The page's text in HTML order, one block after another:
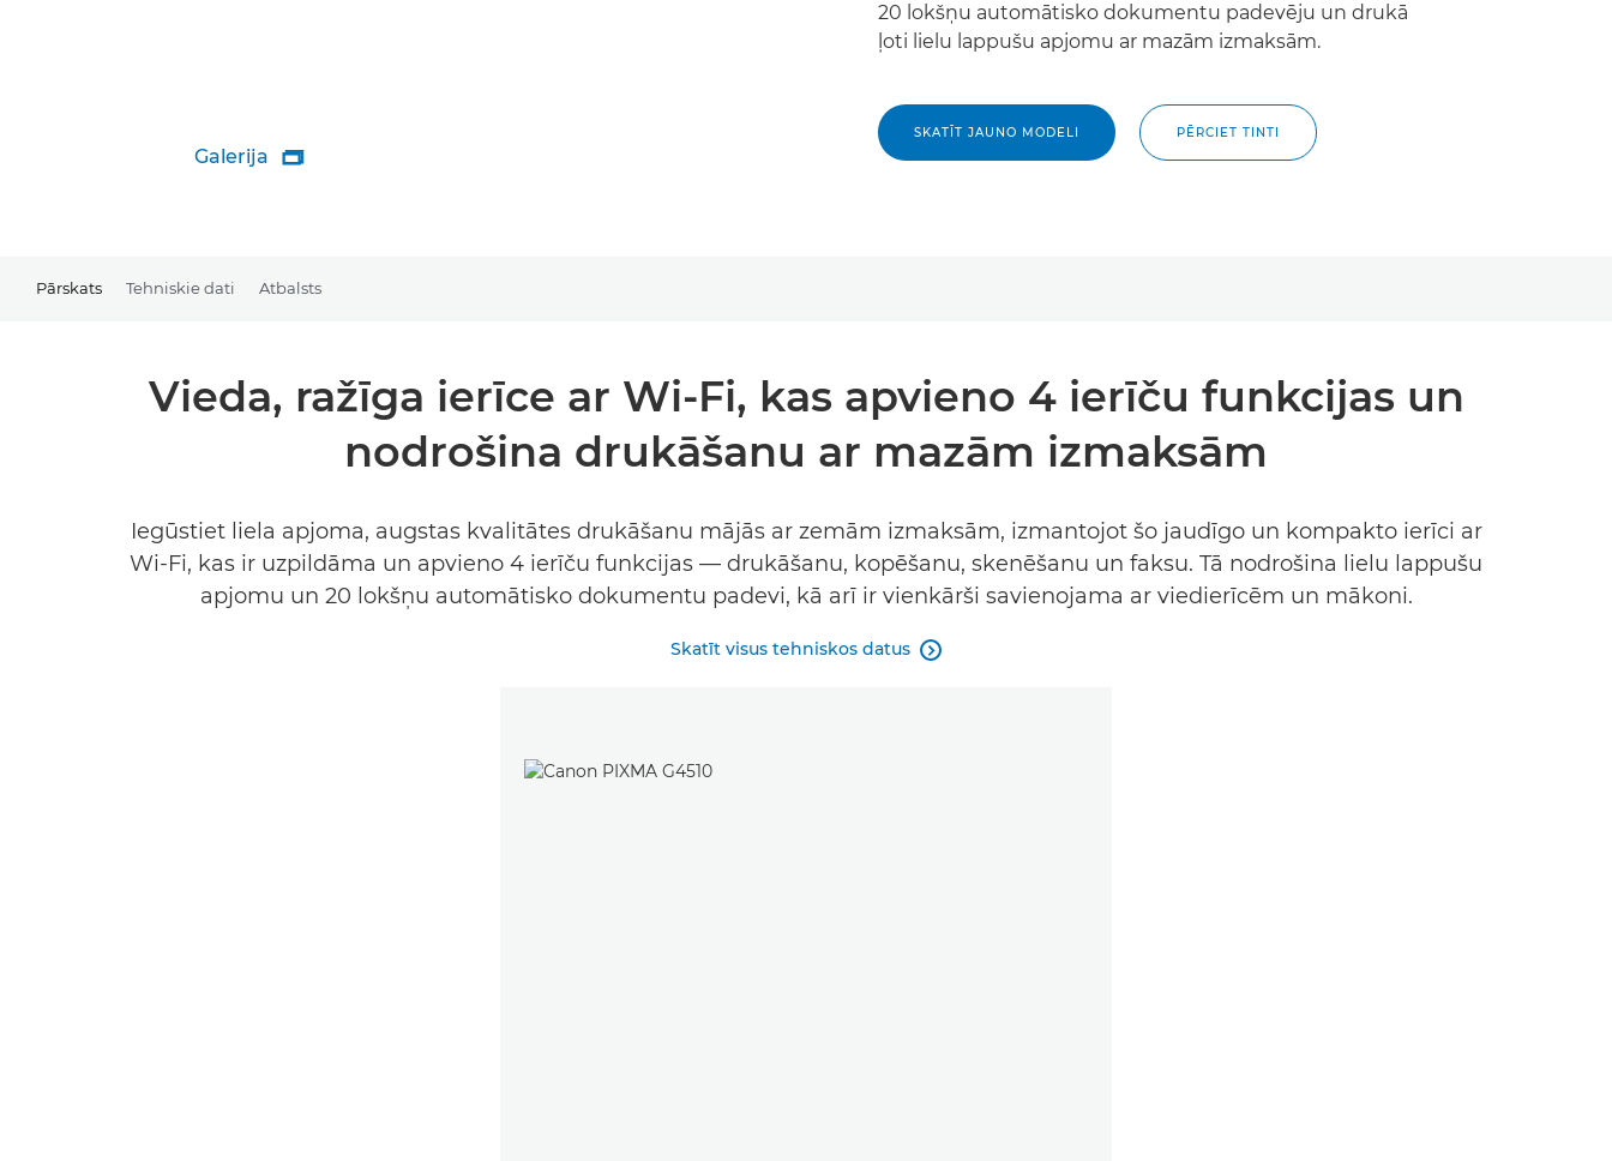
Galerija 
20 lokšņu automātisko dokumentu padevēju un drukā
ļoti lielu lappušu apjomu ar mazām izmaksām.
SKATĪT JAUNO MODELI PĒRCIET TINTI
Pārskats Tehniskie dati Atbalsts
Vieda, ražīga ierīce ar Wi-Fi, kas apvieno 4 ierīču funkcijas un
nodrošina drukāšanu ar mazām izmaksām
Iegūstiet liela apjoma, augstas kvalitātes drukāšanu mājās ar zemām izmaksām, izmantojot šo jaudīgo un kompakto ierīci ar
Wi-Fi, kas ir uzpildāma un apvieno 4 ierīču funkcijas — drukāšanu, kopēšanu, skenēšanu un faksu. Tā nodrošina lielu lappušu
apjomu un 20 lokšņu automātisko dokumentu padevi, kā arī ir vienkārši savienojama ar viedierīcēm un mākoni.
Skatīt visus tehniskos datus 